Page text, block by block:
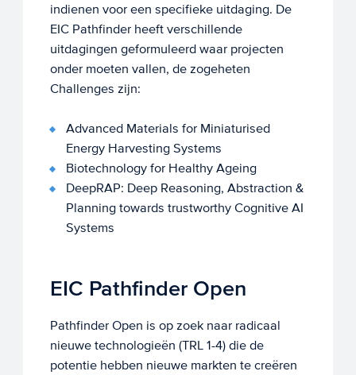
indienen voor een specifieke uitdaging. De
EIC Pathfinder heeft verschillende
uitdagingen geformuleerd waar projecten
onder moeten vallen, de zogeheten
Challenges zijn:
Advanced Materials for Miniaturised
Energy Harvesting Systems
Biotechnology for Healthy Ageing
DeepRAP: Deep Reasoning, Abstraction &
Planning towards trustworthy Cognitive AI
Systems
EIC Pathfinder Open
Pathfinder Open is op zoek naar radicaal
nieuwe technologieën (TRL 1-4) die de
potentie hebben nieuwe markten te creëren